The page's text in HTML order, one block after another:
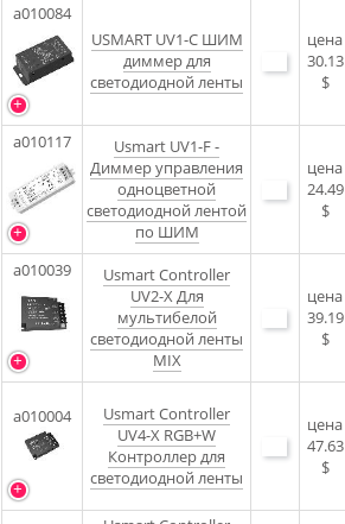
a010084
USMART UV1-C ШИМ
диммер для
светодиодной ленты
цена
30.13
$
a010117
Usmart UV1-F -
Диммер управления
одноцветной
светодиодной лентой
по ШИМ
цена
24.49
$
a010039
Usmart Controller
UV2-X Для
мультибелой
светодиодной ленты
MIX
цена
39.19
$
a010004
Usmart Controller
UV4-X RGB+W
Контроллер для
светодиодной ленты
цена
47.63
$